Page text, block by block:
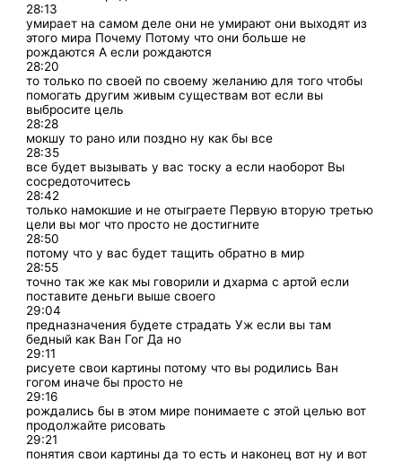
28:13
умирает на самом деле они не умирают они выходят из
этого мира Почему Потому что они больше не
рождаются А если рождаются
28:20
то только по своей по своему желанию для того чтобы
помогать другим живым существам вот если вы
выбросите цель
28:28
мокшу то рано или поздно ну как бы все
28:35
все будет вызывать у вас тоску а если наоборот Вы
сосредоточитесь
28:42
только намокшие и не отыграете Первую вторую третью
цели вы мог что просто не достигните
28:50
потому что у вас будет тащить обратно в мир
28:55
точно так же как мы говорили и дхарма с артой если
поставите деньги выше своего
29:04
предназначения будете страдать Уж если вы там
бедный как Ван Гог Да но
29:11
рисуете свои картины потому что вы родились Ван
гогом иначе бы просто не
29:16
рождались бы в этом мире понимаете с этой целью вот
продолжайте рисовать
29:21
понятия свои картины да то есть и наконец вот ну и вот